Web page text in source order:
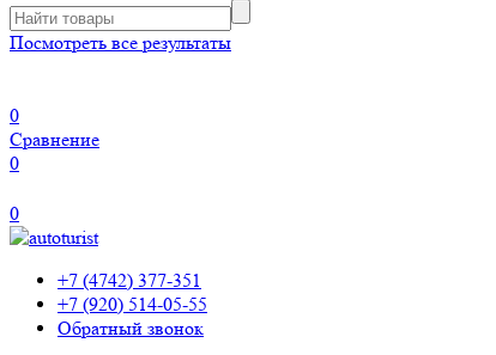
Посмотреть все результаты
0
Сравнение
0
0
+7 (4742) 377-351
+7 (920) 514-05-55
Обратный звонок